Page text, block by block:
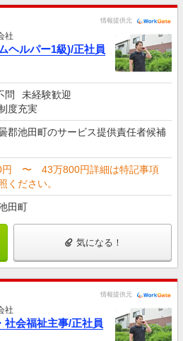
情報提供元
社
ヘルパー1級)/正社員
問
未経験歓迎
度充実
郡池田町のサービス提供責任者候補
〜 43万800円詳細は特記事項
ください。
田町
気になる！
情報提供元
社
社会福祉主事/正社員